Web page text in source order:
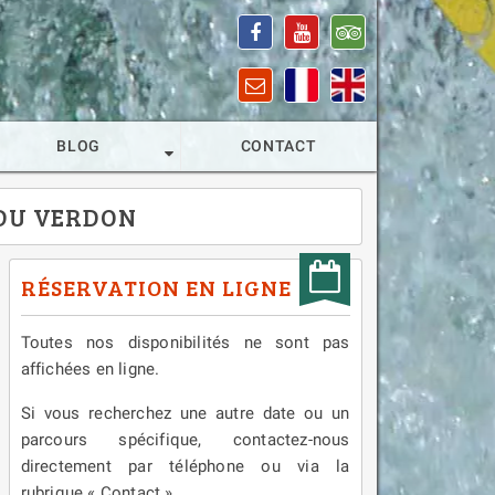
BLOG CONTACT
VERDON
RÉSERVATION EN LIGNE
Toutes nos disponibilités ne sont pas
affichées en ligne.
Si vous recherchez une autre date ou un
parcours spécifique, contactez-nous
directement par téléphone ou via la